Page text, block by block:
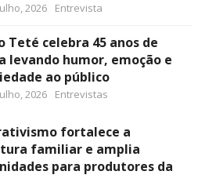
2026 Entrevista
Teté celebra 45 anos de
levando humor, emoção e
ao público
2026 Entrevistas
fortalece a
familiar e amplia
para produtores da